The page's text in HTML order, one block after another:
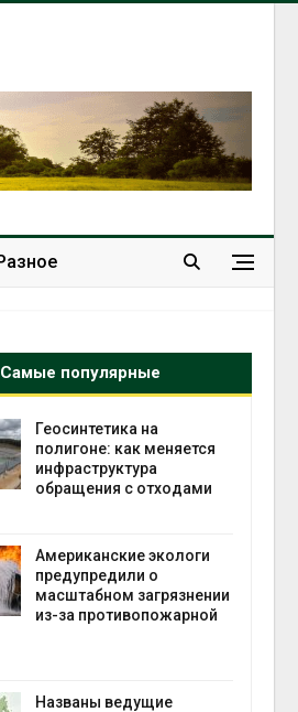
Самые популярные
Геосинтетика на
полигоне: как меняется
инфраструктура
обращения с отходами
Американские экологи
предупредили о
масштабном загрязнении
из-за противопожарной
Названы ведущие